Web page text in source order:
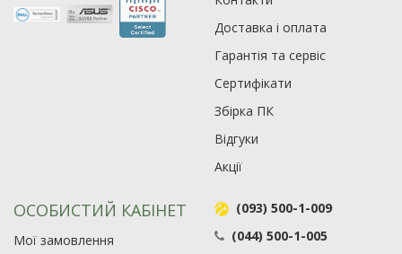
Доставка і оплата
Гарантія та сервіс
Сертифікати
Збірка ПК
Відгуки
Акції
ОСОБИСТИЙ КАБІНЕТ
Мої замовлення
(093) 500-1-009
(044) 500-1-005